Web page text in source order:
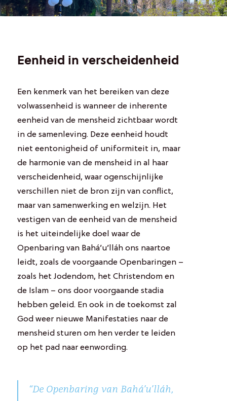
Eenheid in verscheidenheid
Een kenmerk van het bereiken van deze
volwassenheid is wanneer de inherente
eenheid van de mensheid zichtbaar wordt
in de samenleving. Deze eenheid houdt
niet eentonigheid of uniformiteit in, maar
de harmonie van de mensheid in al haar
verscheidenheid, waar ogenschijnlijke
verschillen niet de bron zijn van conflict,
maar van samenwerking en welzijn. Het
vestigen van de eenheid van de mensheid
is het uiteindelijke doel waar de
Openbaring van Bahá’u’lláh ons naartoe
leidt, zoals de voorgaande Openbaringen –
zoals het Jodendom, het Christendom en
de Islam – ons door voorgaande stadia
hebben geleid. En ook in de toekomst zal
God weer nieuwe Manifestaties naar de
mensheid sturen om hen verder te leiden
op het pad naar eenwording.
“De Openbaring van Bahá’u’lláh,